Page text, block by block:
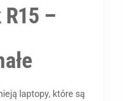
–
laptopy, które są